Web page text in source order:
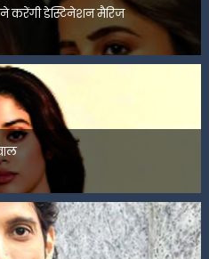
करेंगी डेस्टिनेशन मैरिज